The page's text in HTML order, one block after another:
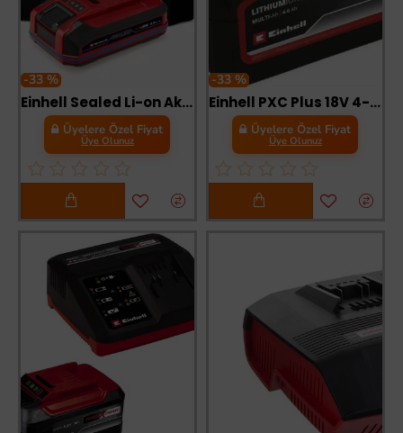
-33 %
Einhell Sealed Li-on Akü 18 Volt 4,0 Ah Plus
Üyelere Özel Fiyat
Üye Olunuz
-33 %
Einhell PXC Plus 18V 4-6 Ah Multi-Ah 6 Ah Yedek Akü
Üyelere Özel Fiyat
Üye Olunuz